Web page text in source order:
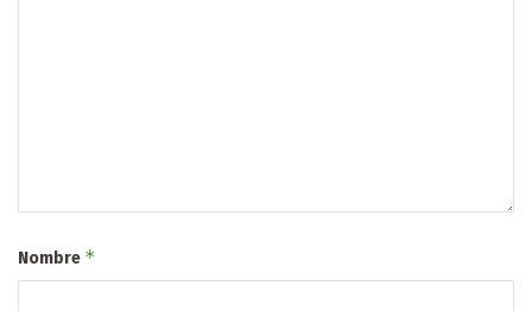
Nombre *